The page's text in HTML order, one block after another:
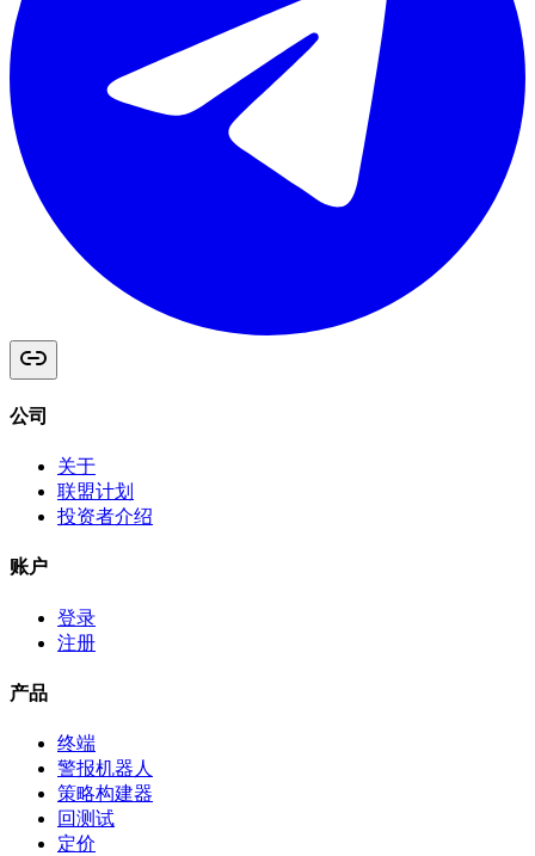
公司
关于
联盟计划
投资者介绍
账户
登录
注册
产品
终端
警报机器人
策略构建器
回测试
定价